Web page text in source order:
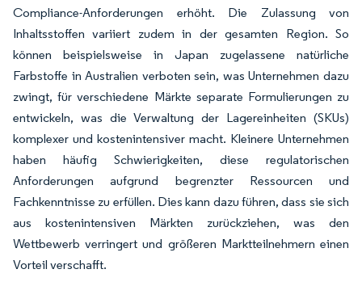
Compliance-Anforderungen erhöht. Die Zulassung von
Inhaltsstoffen variiert zudem in der gesamten Region. So
können beispielsweise in Japan zugelassene natürliche
Farbstoffe in Australien verboten sein, was Unternehmen dazu
zwingt, für verschiedene Märkte separate Formulierungen zu
entwickeln, was die Verwaltung der Lagereinheiten (SKUs)
komplexer und kostenintensiver macht. Kleinere Unternehmen
haben häufig Schwierigkeiten, diese regulatorischen
Anforderungen aufgrund begrenzter Ressourcen und
Fachkenntnisse zu erfüllen. Dies kann dazu führen, dass sie sich
aus kostenintensiven Märkten zurückziehen, was den
Wettbewerb verringert und größeren Marktteilnehmern einen
Vorteil verschafft.